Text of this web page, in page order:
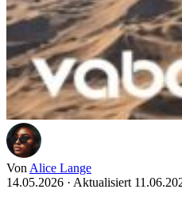
Von Alice Lange
14.05.2026 · Aktualisiert